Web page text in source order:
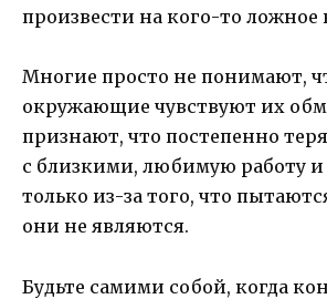
произвести на кого-то ложное
Многие просто не понимают,
окружающие чувствуют их
признают, что постепенно
с близкими, любимую работу
только из-за того, что
они не являются.
Будьте самими собой, когда